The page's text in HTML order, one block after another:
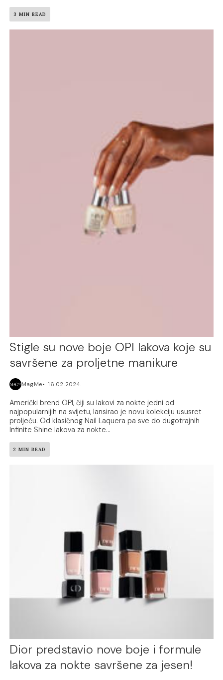
3 MIN READ
Stigle su nove boje OPI lakova koje su
savršene za proljetne manikure
MagMe 16.02.2024.
Američki brend OPI, čiji su lakovi za nokte jedni od
najpopularnijih na svijetu, lansirao je novu kolekciju ususret
proljeću. Od klasičnog Nail Laquera pa sve do dugotrajnih
Infinite Shine lakova za nokte...
2 MIN READ
Dior predstavio nove boje i formule
lakova za nokte savršene za jesen!